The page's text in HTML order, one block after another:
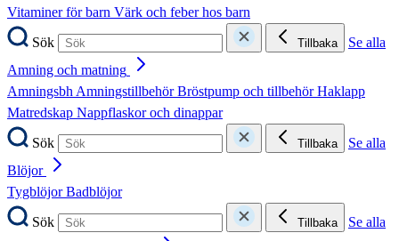
Vitaminer för barn Värk och feber hos barn
Sök
Tillbaka
Se alla
Amning och matning
AmningsbhAmningstillbehörBröstpump och tillbehörHaklapp
Matredskap Nappflaskor och dinappar
Sök
Tillbaka
Se alla
Blöjor
TygblöjorBadblöjor
Sök
Tillbaka
Se alla